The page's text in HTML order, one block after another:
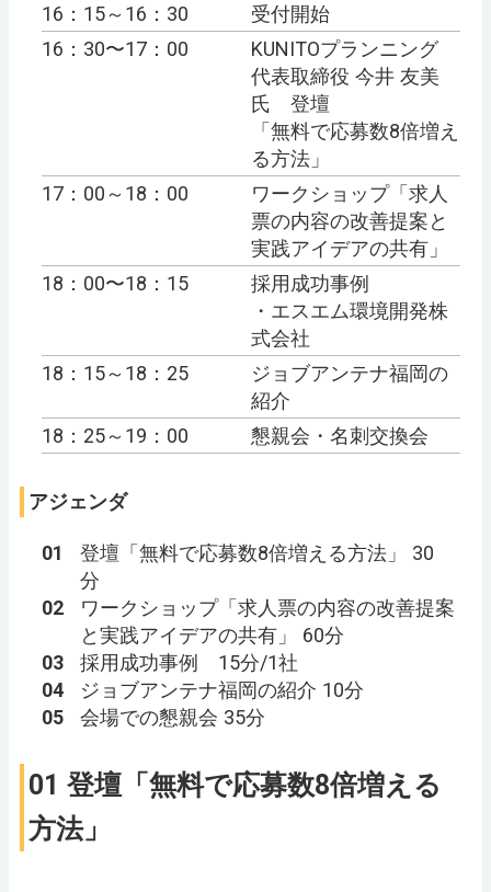
16：15～16：30
受付開始
16：30〜17：00
KUNITOプランニング
代表取締役 今井 友美
氏 登壇
「無料で応募数8倍増え
る方法」
17：00～18：00
ワークショップ「求人
票の内容の改善提案と
実践アイデアの共有」
18：00〜18：15
採用成功事例
・エスエム環境開発株
式会社
18：15～18：25
ジョブアンテナ福岡の
紹介
18：25～19：00
懇親会・名刺交換会
アジェンダ
01
登壇「無料で応募数8倍増える方法」 30
分
02
ワークショップ「求人票の内容の改善提案
と実践アイデアの共有」 60分
03
採用成功事例 15分/1社
04
ジョブアンテナ福岡の紹介 10分
05
会場での懇親会 35分
01 登壇「無料で応募数8倍増える
方法」